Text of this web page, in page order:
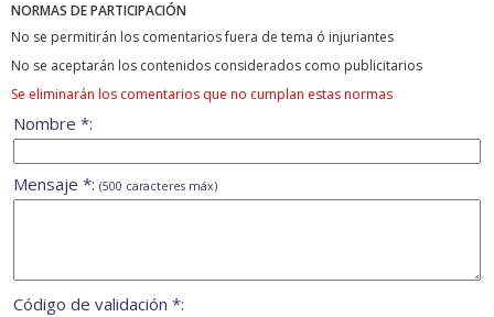
NORMAS DE PARTICIPACIÓN
No se permitirán los comentarios fuera de tema ó injuriantes
No se aceptarán los contenidos considerados como publicitarios
Se eliminarán los comentarios que no cumplan estas normas
Nombre *:
Mensaje *: (500 caracteres máx)
Código de validación *: